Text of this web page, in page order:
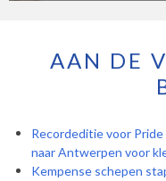
AAN DE
Recordeditie voor
naar Antwerpen voor
Kempense schepen